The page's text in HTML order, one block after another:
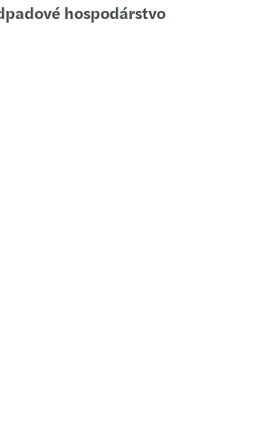
hospodárstvo